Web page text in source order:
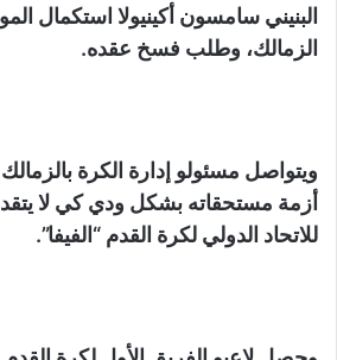
البنيني سامسون أكينيولا استكمال
الزمالك، وطلب فسخ عقده.
ويتواصل مسئولو إدارة الكرة
أزمة مستحقاته بشكل ودي كي لا
للاتحاد الدولي لكرة القدم “الفيفا”.